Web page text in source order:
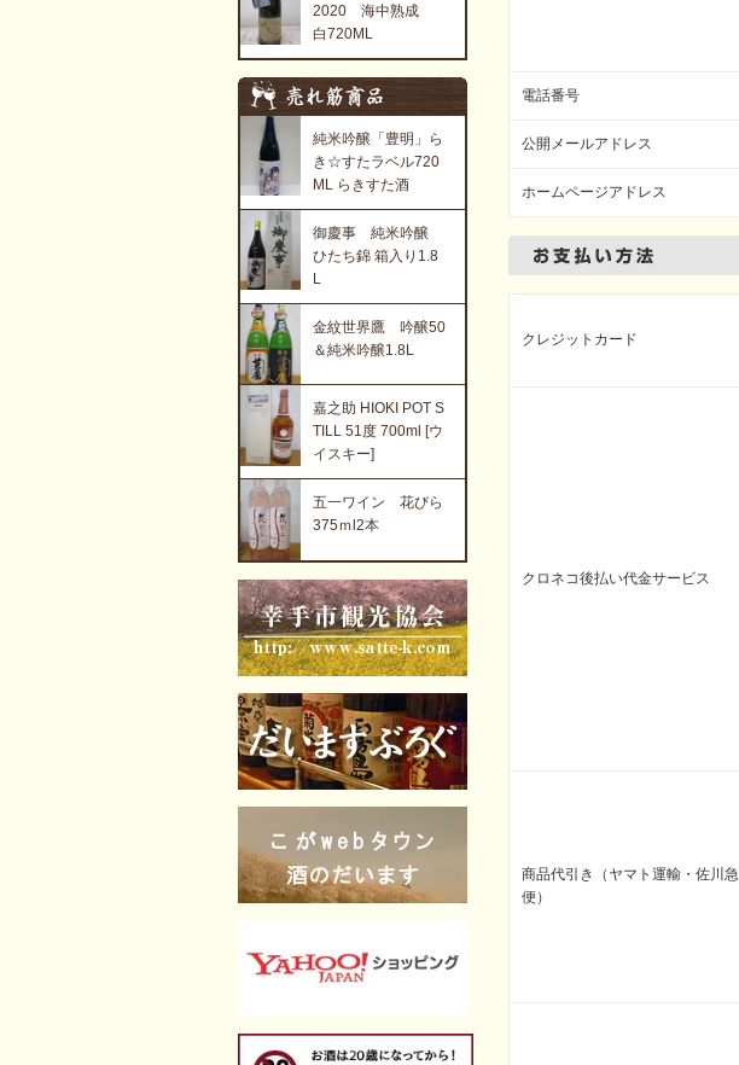
2020 海中熟成
白720ML
純米吟醸「豊明」ら
き☆すたラベル720
ML らきすた酒
御慶事 純米吟醸
ひたち錦 箱入り1.8
L
金紋世界鷹 吟醸50
＆純米吟醸1.8L
嘉之助 HIOKI POT S
TILL 51度 700ml [ウ
イスキー]
五一ワイン 花びら
375ｍl2本
電話番号
公開メールアドレス
ホームページアドレス
クレジットカード
クロネコ後払い代金サービス
商品代引き（ヤマト運輸・佐川急
便）